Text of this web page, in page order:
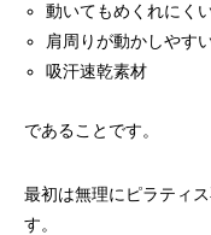
動いてもめくれにく
肩周りが動かしやす
吸汗速乾素材
であることです。
最初は無理にピラティ
す。